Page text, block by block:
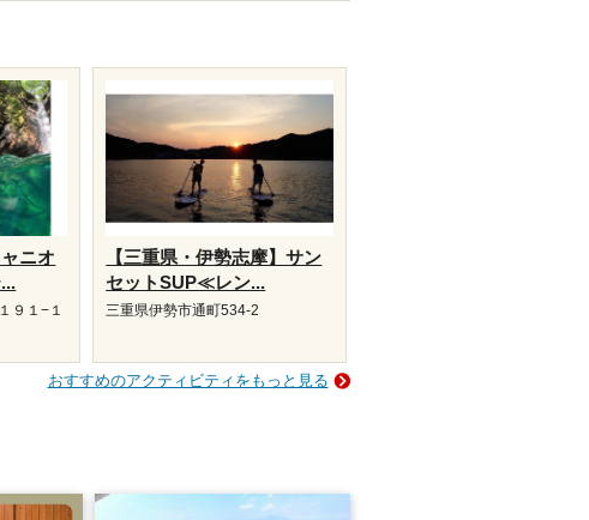
ニオ
９１−１
【三重県・伊勢志摩】サン
セットSUP≪レン...
三重県伊勢市通町534-2
おすすめのアクティビティをもっと見る